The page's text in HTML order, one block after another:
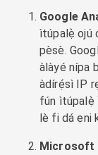
Google
ìtúpalẹ̀ ojú
pèsè.
àlàyé nípa
àdírẹ́sì IP
fún ìtúpalẹ̀
lè fi dá ẹni
Microsoft